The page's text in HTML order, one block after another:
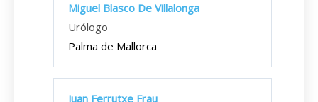
Miguel Blasco De Villalonga
Urólogo
Palma de Mallorca
Juan Ferrutxe Frau